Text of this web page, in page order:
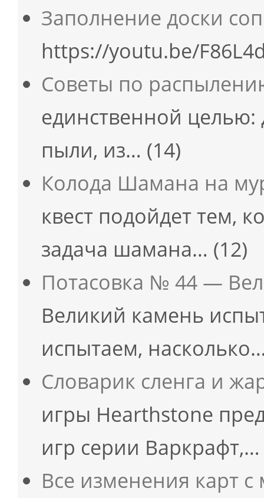
Заполнение доски
https://youtu.be/
Советы по
единственной целью:
пыли, из… (14)
Колода Шамана на
квест подойдет тем,
задача шамана… (12)
Потасовка № 44 —
Великий камень
испытаем,
Словарик сленга и
игры Hearthstone
игр серии Варкрафт,…
Все изменения карт